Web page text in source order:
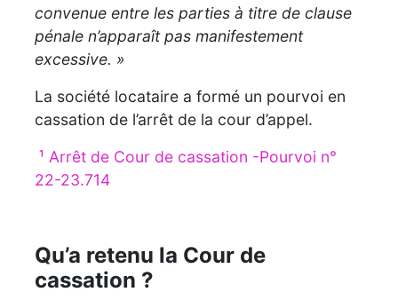
convenue entre les parties à titre de clause
pénale n’apparaît pas manifestement
excessive. »
La société locataire a formé un pourvoi en
cassation de l’arrêt de la cour d’appel.
¹ Arrêt de Cour de cassation -Pourvoi n°
22-23.714
Qu’a retenu la Cour de
cassation ?